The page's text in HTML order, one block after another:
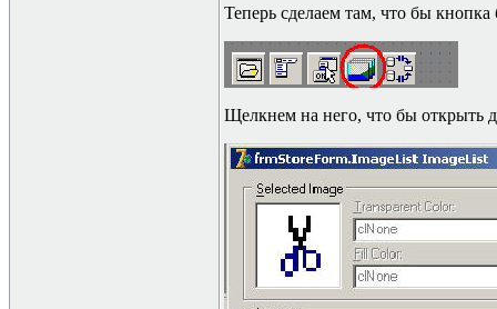
Теперь сделаем там, что бы
Щелкнем на него, что бы открыть